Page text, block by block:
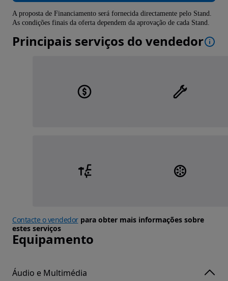
A proposta de Financiamento será fornecida directamente pelo Stand.
As condições finais da oferta dependem da aprovação de cada Stand.
Principais serviços do vendedor
Contacte o vendedorpara obter mais informações sobre
estes serviços
Equipamento
Áudio e Multimédia